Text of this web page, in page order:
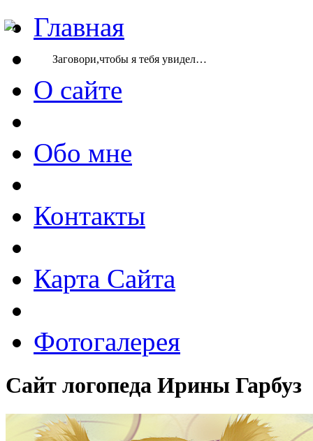
Главная
О сайте
Обо мне
Контакты
Карта Сайта
Фотогалерея
Заговори,чтобы я тебя увидел…
Сайт логопеда Ирины Гарбуз